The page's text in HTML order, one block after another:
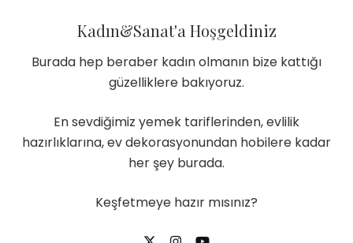
Kadın&Sanat'a Hoşgeldiniz
Burada hep beraber kadın olmanın bize kattığı
güzelliklere bakıyoruz.
En sevdiğimiz yemek tariflerinden, evlilik
hazırlıklarına, ev dekorasyonundan hobilere kadar
her şey burada.
Keşfetmeye hazır mısınız?